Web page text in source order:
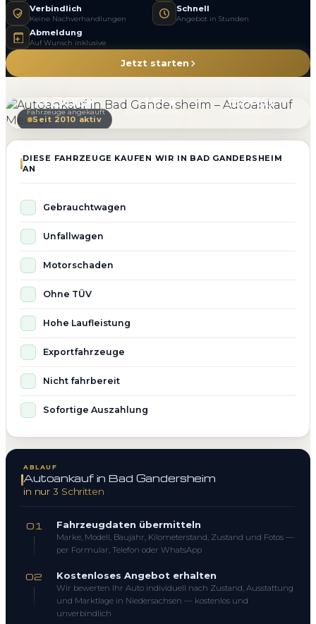
Verbindlich
Keine Nachverhandlungen
Schnell
Angebot in Stunden
Abmeldung
Auf Wunsch inklusive
Jetzt starten
Seit 2010 aktiv
4.800+
Fahrzeuge angekauft
4.9 ★
Kundenbewertung
98%
Zufriedenheit
DIESE FAHRZEUGE KAUFEN WIR IN BAD GANDERSHEIM
AN
Gebrauchtwagen
Unfallwagen
Motorschaden
Ohne TÜV
Hohe Laufleistung
Exportfahrzeuge
Nicht fahrbereit
Sofortige Auszahlung
ABLAUF
Autoankauf in Bad Gandersheim
in nur 3 Schritten
01 Fahrzeugdaten übermitteln
Marke, Modell, Baujahr, Kilometerstand, Zustand und Fotos —
per Formular, Telefon oder WhatsApp
02 Kostenloses Angebot erhalten
Wir bewerten Ihr Auto individuell nach Zustand, Ausstattung
und Marktlage in Niedersachsen — kostenlos und
unverbindlich